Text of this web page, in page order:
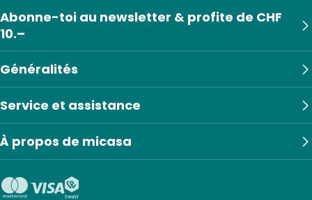
Généralités
Service et assistance
À propos de micasa
Abonne-toi au newsletter & profite de CHF
10.–